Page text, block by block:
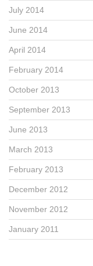
July 2014
June 2014
April 2014
February 2014
October 2013
September 2013
June 2013
March 2013
February 2013
December 2012
November 2012
January 2011